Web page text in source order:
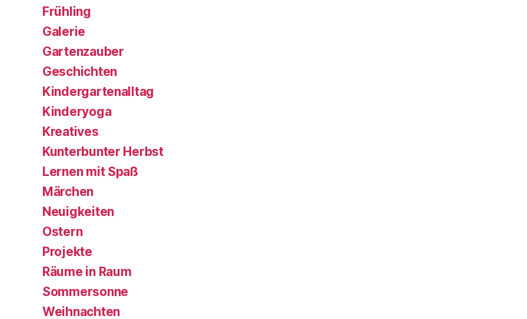
Frühling
Galerie
Gartenzauber
Geschichten
Kindergartenalltag
Kinderyoga
Kreatives
Kunterbunter Herbst
Lernen mit Spaß
Märchen
Neuigkeiten
Ostern
Projekte
Räume in Raum
Sommersonne
Weihnachten